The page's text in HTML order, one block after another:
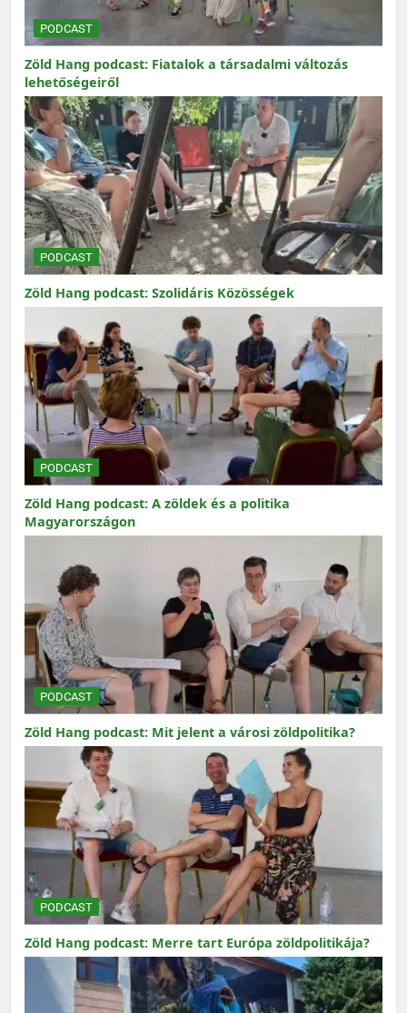
PODCAST
Zöld Hang podcast: Fiatalok a társadalmi változás
lehetőségeiről
PODCAST
Zöld Hang podcast: Szolidáris Közösségek
PODCAST
Zöld Hang podcast: A zöldek és a politika
Magyarországon
PODCAST
Zöld Hang podcast: Mit jelent a városi zöldpolitika?
PODCAST
Zöld Hang podcast: Merre tart Európa zöldpolitikája?